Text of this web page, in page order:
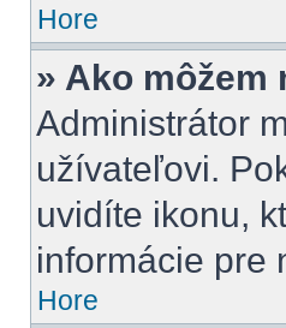
Hore
» Ako
Administrátor
užívateľovi.
uvidíte ikonu,
informácie pre
Hore